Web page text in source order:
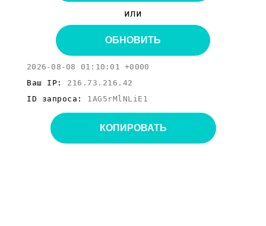
или
ОБНОВИТЬ
2026-08-08 01:10:01 +0000
Ваш IP: 216.73.216.42
ID запроса: 1AG5rMlNLiE1
КОПИРОВАТЬ